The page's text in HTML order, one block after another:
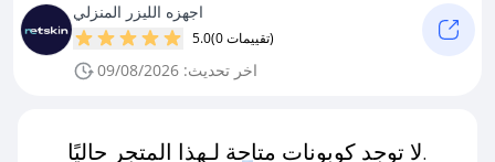
اجهزه الليزر المنزلي
5.0 (0 تقييمات)
اخر تحديث: 09/08/2026
لا توجد كوبونات متاحة لـهذا المتجر حاليًا.